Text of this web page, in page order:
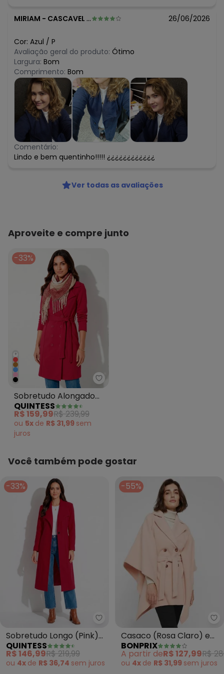
MIRIAM - CASCAVEL - PR 26/06/2026
Cor: Azul / P
Avaliação geral do produto: Ótimo
Largura: Bom
Comprimento: Bom
Comentário:
Lindo e bem quentinho!!!!! ¿¿¿¿¿¿¿¿¿¿¿¿
Ver todas as avaliações
Aproveite e compre junto
-33%
+
Quintess - Sobretudo Alongado
Sobretudo Alongado
Pink com Faixa e
Botões
QUINTESS
R$ 159,99R$ 239,99
ou 5x de R$ 31,99 sem
juros
Você também pode gostar
-33%
Quintess - Sobretudo Longo
Sobretudo Longo (Pink)
com Bolsos
QUINTESS
R$ 146,99R$ 219,99
ou 4x de R$ 36,74 sem juros
-55%
Casaco (Rosa Claro) em
Malha Soft
BONPRIX
A partir deR$ 127,99R$
ou 4x de R$ 31,99 sem juros